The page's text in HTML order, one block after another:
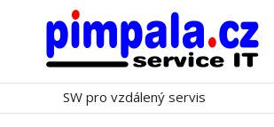
SW pro vzdálený servis